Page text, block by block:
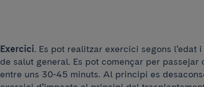
Exercici. Es pot realitzar exercici segons l’edat i
de salut general. Es pot començar per passejar
entre uns 30-45 minuts. Al principi es